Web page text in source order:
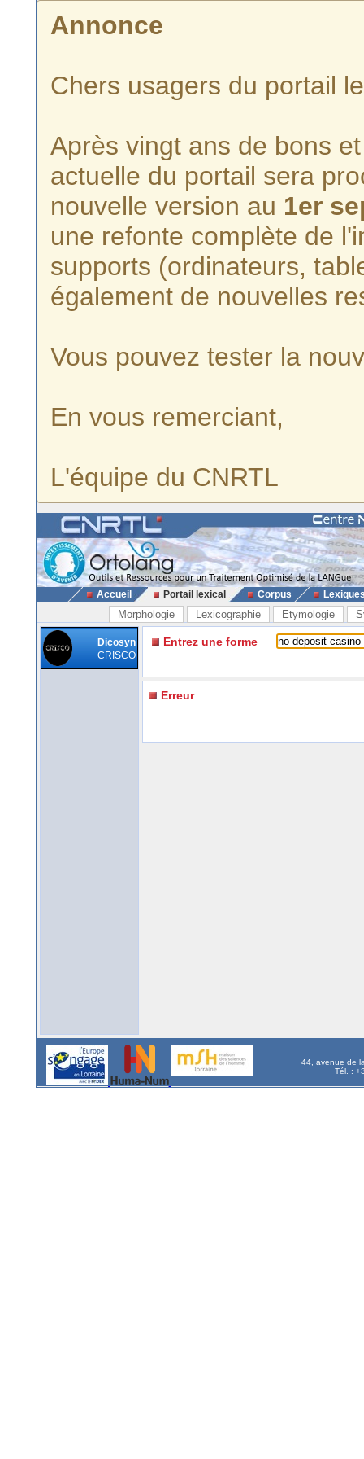
Annonce
Chers usagers du portail
Après vingt ans de bons
actuelle du portail sera
nouvelle version au 1er
une refonte complète de
supports (ordinateurs,
également de nouvelles
Vous pouvez tester la
En vous remerciant,
L'équipe du CNRTL
Accueil Portail lexical Corpus
Morphologie Lexicographie Etymologie
Dicosyn
CRISCO
Entrez une forme
Erreur
44, avenue de
Tél. :